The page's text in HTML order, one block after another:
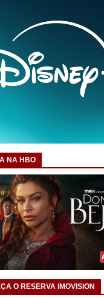
NA HBO
O RESERVA IMOVISION